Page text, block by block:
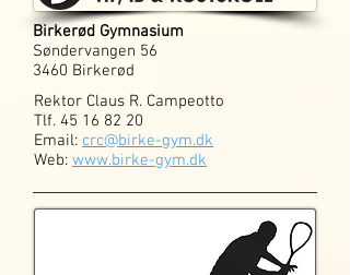
Birkerød Gymnasium
Søndervangen 56
3460 Birkerød
Rektor Claus R. Campeotto
Tlf. 45 16 82 20
Email: crc@birke-gym.dk
Web: www.birke-gym.dk